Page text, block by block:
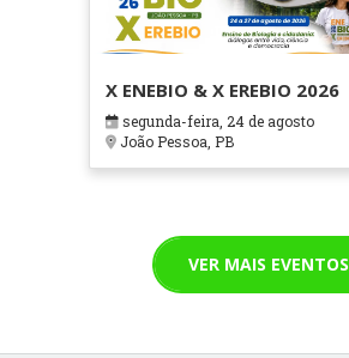
X ENEBIO & X EREBIO 2026
segunda-feira, 24 de agosto
João Pessoa, PB
VER MAIS EVENTOS